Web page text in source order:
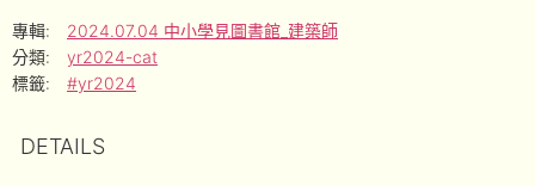
專輯:
2024.07.04 中小學見圖書館_建築師
分類:
yr2024-cat
標籤:
#yr2024
DETAILS